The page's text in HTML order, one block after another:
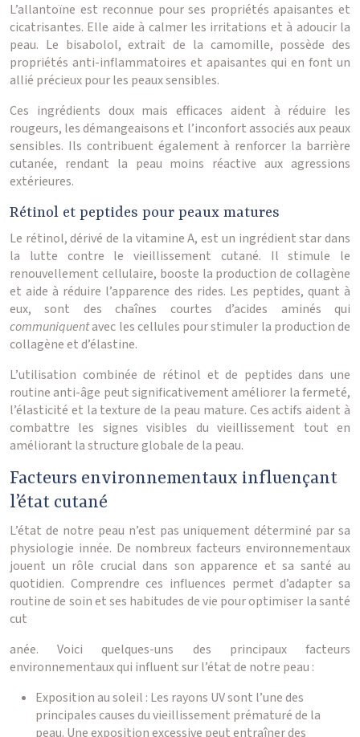
L’allantoïne est reconnue pour ses propriétés apaisantes et
cicatrisantes. Elle aide à calmer les irritations et à adoucir la
peau. Le bisabolol, extrait de la camomille, possède des
propriétés anti-inflammatoires et apaisantes qui en font un
allié précieux pour les peaux sensibles.
Ces ingrédients doux mais efficaces aident à réduire les
rougeurs, les démangeaisons et l’inconfort associés aux peaux
sensibles. Ils contribuent également à renforcer la barrière
cutanée, rendant la peau moins réactive aux agressions
extérieures.
Rétinol et peptides pour peaux matures
Le rétinol, dérivé de la vitamine A, est un ingrédient star dans
la lutte contre le vieillissement cutané. Il stimule le
renouvellement cellulaire, booste la production de collagène
et aide à réduire l’apparence des rides. Les peptides, quant à
eux, sont des chaînes courtes d’acides aminés qui
communiquentavec les cellules pour stimuler la production de
collagène et d’élastine.
L’utilisation combinée de rétinol et de peptides dans une
routine anti-âge peut significativement améliorer la fermeté,
l’élasticité et la texture de la peau mature. Ces actifs aident à
combattre les signes visibles du vieillissement tout en
améliorant la structure globale de la peau.
Facteurs environnementaux influençant
l’état cutané
L’état de notre peau n’est pas uniquement déterminé par sa
physiologie innée. De nombreux facteurs environnementaux
jouent un rôle crucial dans son apparence et sa santé au
quotidien. Comprendre ces influences permet d’adapter sa
routine de soin et ses habitudes de vie pour optimiser la santé
cut
anée. Voici quelques-uns des principaux facteurs
environnementaux qui influent sur l’état de notre peau :
Exposition au soleil : Les rayons UV sont l’une des
principales causes du vieillissement prématuré de la
peau. Une exposition excessive peut entraîner des